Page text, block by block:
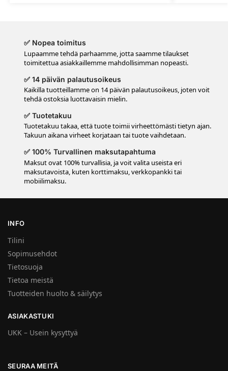
✅ Nopea toimitus
Lupaamme tehdä parhaamme, jotta saamme tilaukset
toimitettua asiakkaillemme mahdollisimman nopeasti.
✅ 14 päivän palautusoikeus
Kaikilla tuotteillamme on 14 päivän palautusoikeus, joten voit
tehdä ostoksia luottavaisin mielin.
✅ Tuotetakuu
Tuotetakuu takaa, että tuote toimii virheettömästi tietyn ajan.
Takuun aikana virheet korjataan tai tuote vaihdetaan.
✅ 100% Turvallinen maksutapahtuma
Maksut ovat 100% turvallisia, ja voit valita useista eri
maksutavoista, kuten korttimaksu, verkkopankki tai
mobiilimaksu.
INFO
Tilini
Sopimusehdot
Tietosuoja
Tietoa meistä
Tuotteiden huolto & säilytys
ASIAKASTUKI
UKK – Usein kysyttyä
SEURAA MEITÄ